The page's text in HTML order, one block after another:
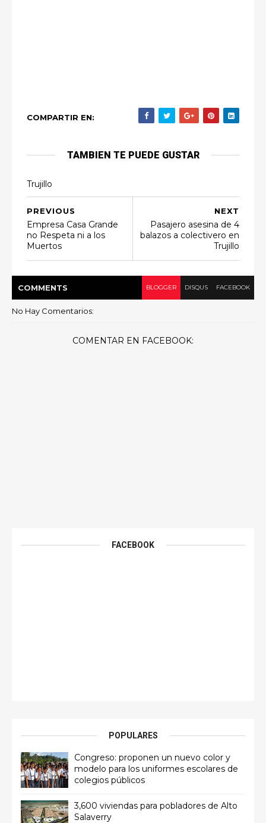
COMPARTIR EN:
TAMBIEN TE PUEDE GUSTAR
Trujillo
NEXT
Pasajero asesina de 4
balazos a colectivero en
Trujillo
PREVIOUS
Empresa Casa Grande
no Respeta ni a los
Muertos
COMMENTS BLOGGER DISQUS FACEBOOK
No Hay Comentarios:
COMENTAR EN FACEBOOK:
FACEBOOK
POPULARES
Congreso: proponen un nuevo color y
modelo para los uniformes escolares de
colegios públicos
3,600 viviendas para pobladores de Alto
Salaverry